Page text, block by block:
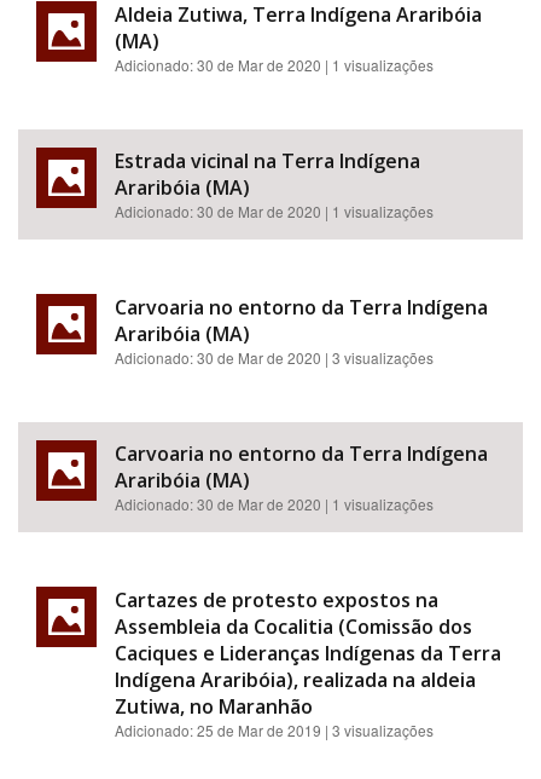
Aldeia Zutiwa, Terra Indígena Araribóia
(MA)
Adicionado:30 de Mar de 2020 | 1 visualizações
Estrada vicinal na Terra Indígena
Araribóia (MA)
Adicionado:30 de Mar de 2020 | 1 visualizações
Carvoaria no entorno da Terra Indígena
Araribóia (MA)
Adicionado:30 de Mar de 2020 | 3 visualizações
Carvoaria no entorno da Terra Indígena
Araribóia (MA)
Adicionado:30 de Mar de 2020 | 1 visualizações
Cartazes de protesto expostos na
Assembleia da Cocalitia (Comissão dos
Caciques e Lideranças Indígenas da Terra
Indígena Araribóia), realizada na aldeia
Zutiwa, no Maranhão
Adicionado:25 de Mar de 2019 | 3 visualizações